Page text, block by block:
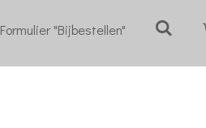
Formulier "Bijbestellen"